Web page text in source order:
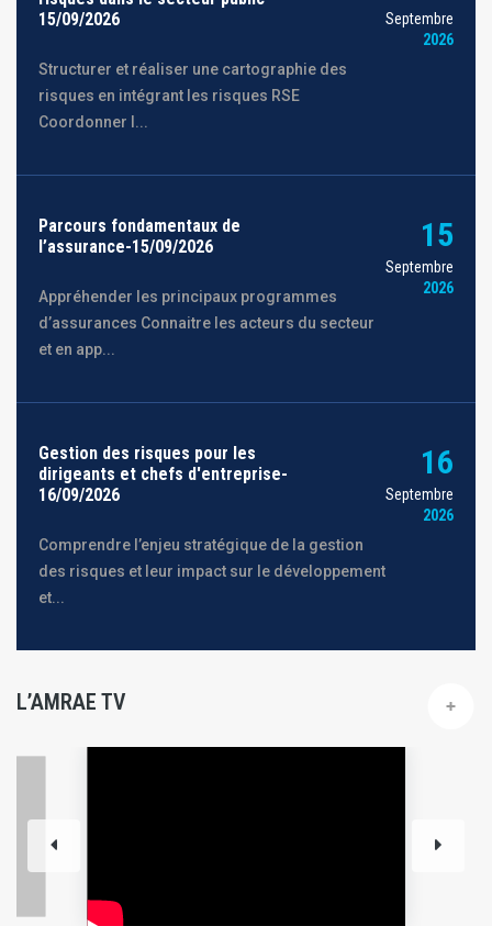
15/09/2026
Structurer et réaliser une cartographie des
risques en intégrant les risques RSE
Coordonner l...
Septembre
2026
Parcours fondamentaux de
l’assurance-15/09/2026
Appréhender les principaux programmes
d’assurances Connaitre les acteurs du secteur
et en app...
15
Septembre
2026
Gestion des risques pour les
dirigeants et chefs d'entreprise-
16/09/2026
Comprendre l’enjeu stratégique de la gestion
des risques et leur impact sur le développement
et...
16
Septembre
2026
L’AMRAE TV